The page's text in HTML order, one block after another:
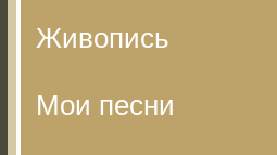
Живопись
Мои песни